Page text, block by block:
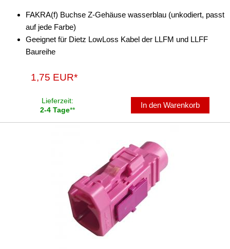
FAKRA(f) Buchse Z-Gehäuse wasserblau (unkodiert, passt
auf jede Farbe)
Geeignet für Dietz LowLoss Kabel der LLFM und LLFF
Baureihe
1,75 EUR*
Lieferzeit:
2-4 Tage**
In den Warenkorb